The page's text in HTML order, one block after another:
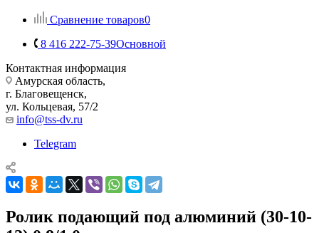
Сравнение товаров0
8 416 222-75-39Основной
Контактная информация
Амурская область,
г. Благовещенск,
ул. Кольцевая, 57/2
info@tss-dv.ru
Telegram
Ролик подающий под алюминий (30-10-